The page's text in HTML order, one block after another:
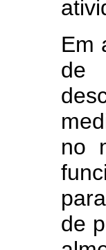
Em
de
no
de